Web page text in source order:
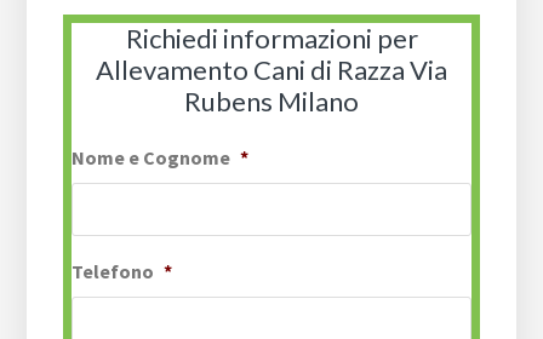
Richiedi informazioni per
Allevamento Cani di Razza Via
Rubens Milano
Nome e Cognome *
Telefono *